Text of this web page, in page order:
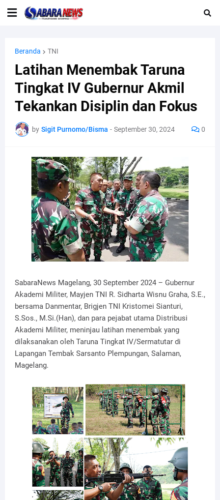
Beranda TNI
Latihan Menembak Taruna
Tingkat IV Gubernur Akmil
Tekankan Disiplin dan Fokus
by Sigit Purnomo/Bisma - September 30, 2024 0
SabaraNews Magelang, 30 September 2024 – Gubernur
Akademi Militer, Mayjen TNI R. Sidharta Wisnu Graha, S.E.,
bersama Danmentar, Brigjen TNI Kristomei Sianturi,
S.Sos., M.Si.(Han), dan para pejabat utama Distribusi
Akademi Militer, meninjau latihan menembak yang
dilaksanakan oleh Taruna Tingkat IV/Sermatutar di
Lapangan Tembak Sarsanto Plempungan, Salaman,
Magelang.